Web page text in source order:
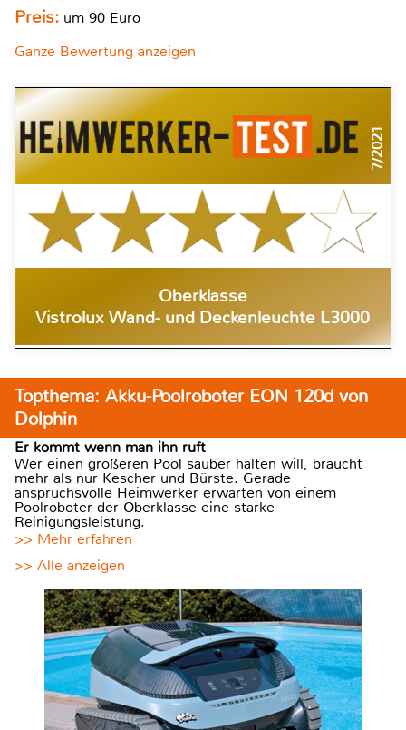
Preis: um 90 Euro
Ganze Bewertung anzeigen
7/2021
Oberklasse
Vistrolux Wand- und Deckenleuchte L3000
Topthema: Akku-Poolroboter EON 120d von
Dolphin
Er kommt wenn man ihn ruft
Wer einen größeren Pool sauber halten will, braucht
mehr als nur Kescher und Bürste. Gerade
anspruchsvolle Heimwerker erwarten von einem
Poolroboter der Oberklasse eine starke
Reinigungsleistung.
>> Mehr erfahren
>> Alle anzeigen